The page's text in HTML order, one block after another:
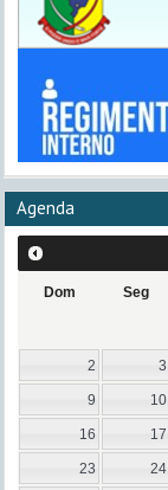
Agenda
Dom Seg
2 3
9 10
16 17
23 24